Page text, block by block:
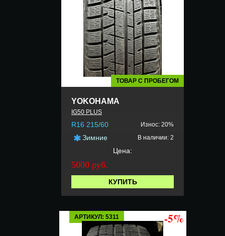
ТОВАР С ПРОБЕГОМ
YOKOHAMA
IG50 PLUS
R16 215/60 Износ: 20%
Зимние В наличии: 2
Цена:
5000 руб.
КУПИТЬ
АРТИКУЛ: 5311 -5%